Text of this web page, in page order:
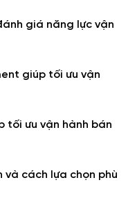
giá năng lực vận
giúp tối ưu vận
tối ưu vận hành bán
và cách lựa chọn phù